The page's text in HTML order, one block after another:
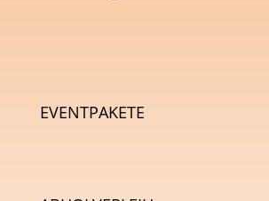
EVENTPAKETE